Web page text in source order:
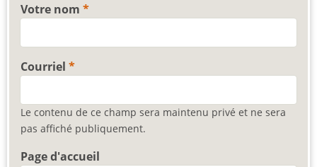
Votre nom
Courriel
Le contenu de ce champ sera maintenu privé et ne sera
pas affiché publiquement.
Page d'accueil